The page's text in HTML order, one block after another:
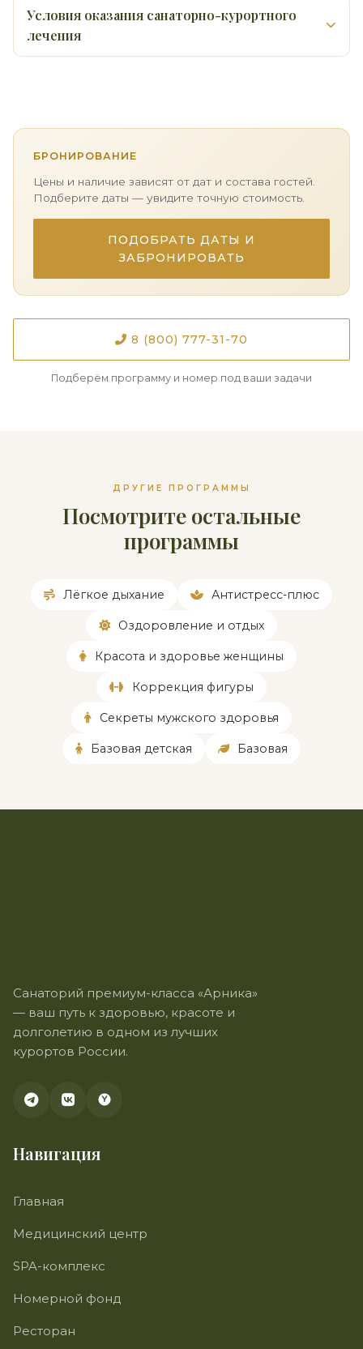
Условия оказания санаторно-курортного
лечения
БРОНИРОВАНИЕ
Цены и наличие зависят от дат и состава гостей.
Подберите даты — увидите точную стоимость.
ПОДОБРАТЬ ДАТЫ И
ЗАБРОНИРОВАТЬ
8 (800) 777-31-70
Подберём программу и номер под ваши задачи
ДРУГИЕ ПРОГРАММЫ
Посмотрите остальные
программы
Лёгкое дыхание Антистресс-плюс
Оздоровление и отдых
Красота и здоровье женщины
Коррекция фигуры
Секреты мужского здоровья
Базовая детская Базовая
Санаторий премиум-класса «Арника»
— ваш путь к здоровью, красоте и
долголетию в одном из лучших
курортов России.
Навигация
Главная
Медицинский центр
SPA-комплекс
Номерной фонд
Ресторан